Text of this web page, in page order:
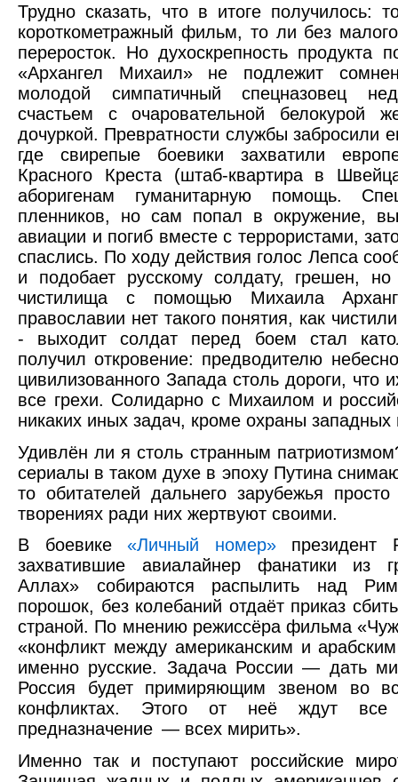
Трудно сказать, что в итоге получилось:
короткометражный фильм, то ли без
переросток. Но духоскрепность продукта
«Архангел Михаил» не подлежит
молодой симпатичный спецназовец
счастьем с очаровательной белокурой
дочуркой. Превратности службы забросили
где свирепые боевики захватили
Красного Креста (штаб-квартира в
аборигенам гуманитарную помощь.
пленников, но сам попал в окружение,
авиации и погиб вместе с террористами,
спаслись. По ходу действия голос Лепса
и подобает русскому солдату, грешен, но
чистилища с помощью Михаила
православии нет такого понятия, как
- выходит солдат перед боем стал
получил откровение: предводителю
цивилизованного Запада столь дороги, что
все грехи. Солидарно с Михаилом и
никаких иных задач, кроме охраны западных
Удивлён ли я столь странным
сериалы в таком духе в эпоху Путина
то обитателей дальнего зарубежья
творениях ради них жертвуют своими.
В боевике «Личный номер»президент
захватившие авиалайнер фанатики из
Аллах» собираются распылить над
порошок, без колебаний отдаёт приказ
страной. По мнению режиссёра фильма
«конфликт между американским и
именно русские. Задача России — дать
Россия будет примиряющим звеном во
конфликтах. Этого от неё ждут
предназначение — всех мирить».
Именно так и поступают российские